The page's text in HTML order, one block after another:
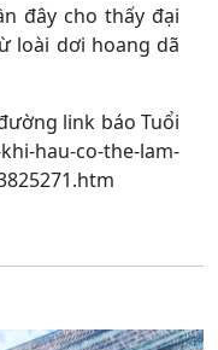
đây cho thấy đại
loài dơi hoang dã
link báo Tuổi
hau-co-the-lam-